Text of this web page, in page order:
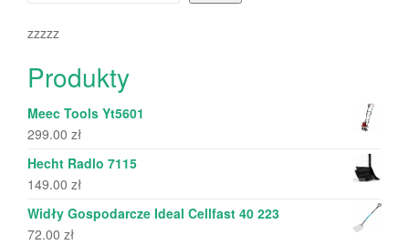
zzzzz
Produkty
Meec Tools Yt5601
299.00 zł
Hecht Radlo 7115
149.00 zł
Widły Gospodarcze Ideal Cellfast 40 223
72.00 zł